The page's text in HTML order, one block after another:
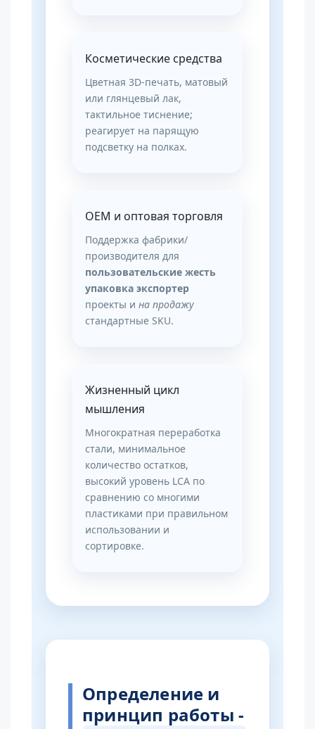
Косметические средства
Цветная 3D-печать, матовый
или глянцевый лак,
тактильное тиснение;
реагирует на парящую
подсветку на полках.
OEM и оптовая торговля
Поддержка фабрики/
производителя для
пользовательские жесть
упаковка экспортер
проекты и на продажу
стандартные SKU.
Жизненный цикл
мышления
Многократная переработка
стали, минимальное
количество остатков,
высокий уровень LCA по
сравнению со многими
пластиками при правильном
использовании и
сортировке.
Определение и
принцип работы -